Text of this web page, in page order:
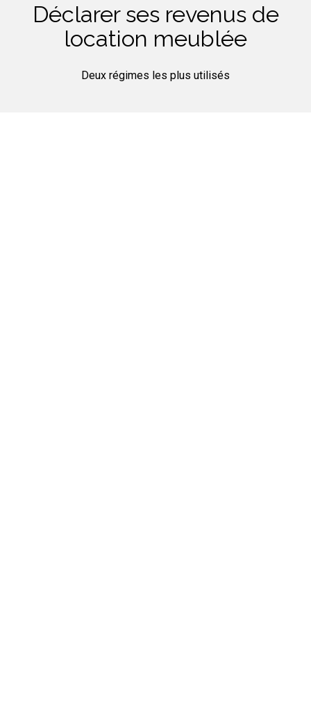
Déclarer ses revenus de
location meublée
Deux régimes les plus utilisés